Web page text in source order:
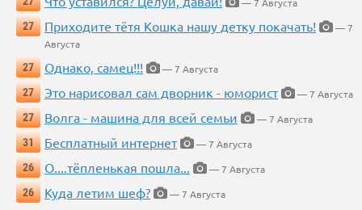
— 7 Августа
27
Приходите тётя Кошка нашу детку покачать!
— 7
Августа
27
Однако, самец!!!
— 7 Августа
27
Это нарисовал сам дворник - юморист
— 7 Августа
27
Волга - машина для всей семьи
— 7 Августа
31
Бесплатный интернет
— 7 Августа
26
О....тёпленькая пошла...
— 7 Августа
26
Куда летим шеф? — 7 Августа